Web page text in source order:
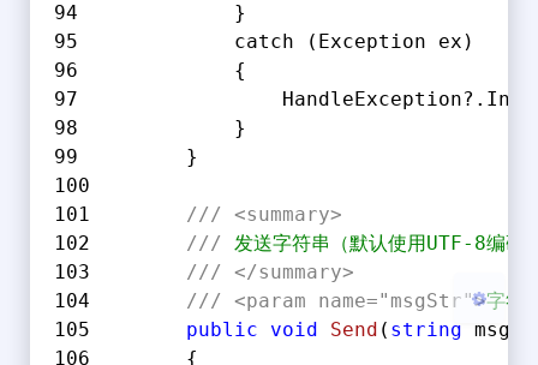
夜间模式
            }
            catch (Exception ex)
            {
            }
        }
/// <summary>
/// 发送字符串（默认使用UTF-8编码
/// </summary>
/// <param name="msgStr">字符
public
void Send ( string
        {